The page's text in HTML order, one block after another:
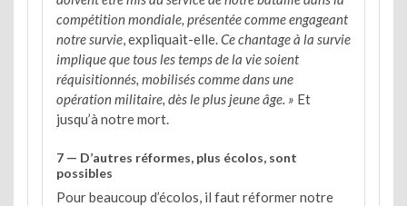
compétition mondiale, présentée comme engageant
notre survie, expliquait-elle.Ce chantage à la survie
implique que tous les temps de la vie soient
réquisitionnés, mobilisés comme dans une
opération militaire, dès le plus jeune âge. » Et
jusqu’à notre mort.
7 — D’autres réformes, plus écolos, sont
possibles
Pour beaucoup d’écolos, il faut réformer notre